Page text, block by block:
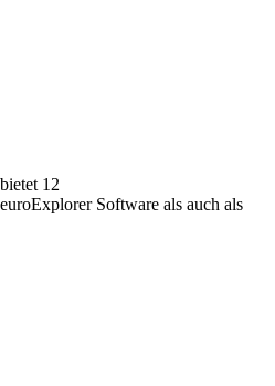
12
Software als auch als